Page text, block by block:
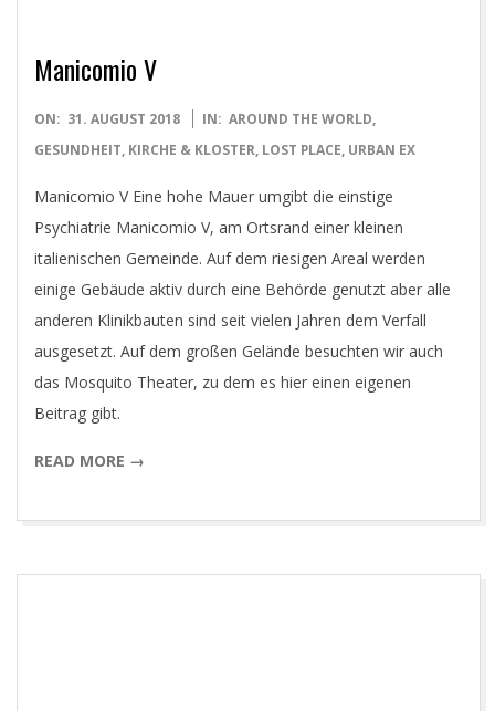
Manicomio V
2018-
08-
ON: 31. AUGUST 2018 IN: AROUND THE WORLD,
GESUNDHEIT, KIRCHE & KLOSTER, LOST PLACE, URBAN EX
Manicomio V Eine hohe Mauer umgibt die einstige
Psychiatrie Manicomio V, am Ortsrand einer kleinen
italienischen Gemeinde. Auf dem riesigen Areal werden
einige Gebäude aktiv durch eine Behörde genutzt aber alle
anderen Klinikbauten sind seit vielen Jahren dem Verfall
ausgesetzt. Auf dem großen Gelände besuchten wir auch
das Mosquito Theater, zu dem es hier einen eigenen
Beitrag gibt.
READ MORE →